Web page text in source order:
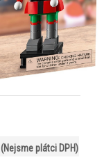
(Nejsme plátci DPH)